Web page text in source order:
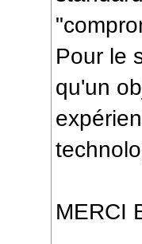
Pour le
qu'un
MERCI